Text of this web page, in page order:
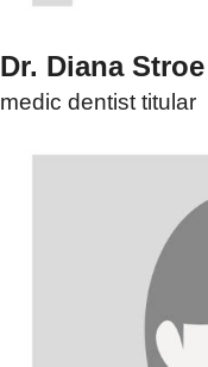
Dr. Diana Stroe
medic dentist titular